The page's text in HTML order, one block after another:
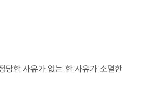
당한 사유가 없는 한 사유가 소멸한